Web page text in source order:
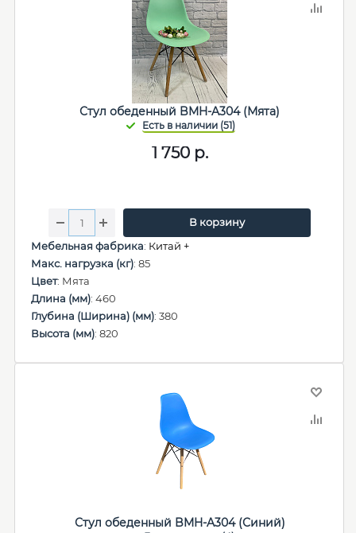
Стул обеденный BMH-A304 (Мята)
1 750р.
В корзину
Мебельная фабрика: Китай +
Макс. нагрузка (кг): 85
Цвет: Мята
Длина (мм): 460
Глубина (Ширина) (мм): 380
Высота (мм): 820
Стул обеденный BMH-A304 (Синий)